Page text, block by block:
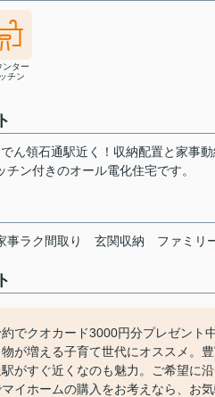
ンター
チン
ん領石通駅近く！収納配置と家事
ン付きのオール電化住宅です。
事ラク間取り 玄関収納 ファミリ
約でクオカード3000円分プレゼント中
物が増える子育て世代にオススメ。
駅がすぐ近くなのも魅力。ご希望に
イホームの購入をお考えなら、お